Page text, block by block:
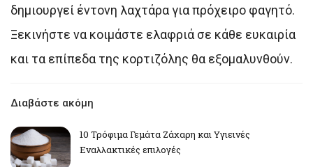
δημιουργεί έντονη λαχτάρα για πρόχειρο φαγητό.
Ξεκινήστε να κοιμάστε ελαφριά σε κάθε ευκαιρία
και τα επίπεδα της κορτιζόλης θα εξομαλυνθούν.
Διαβάστε ακόμη
10 Τρόφιμα Γεμάτα Ζάχαρη και Υγιεινές
Εναλλακτικές επιλογές